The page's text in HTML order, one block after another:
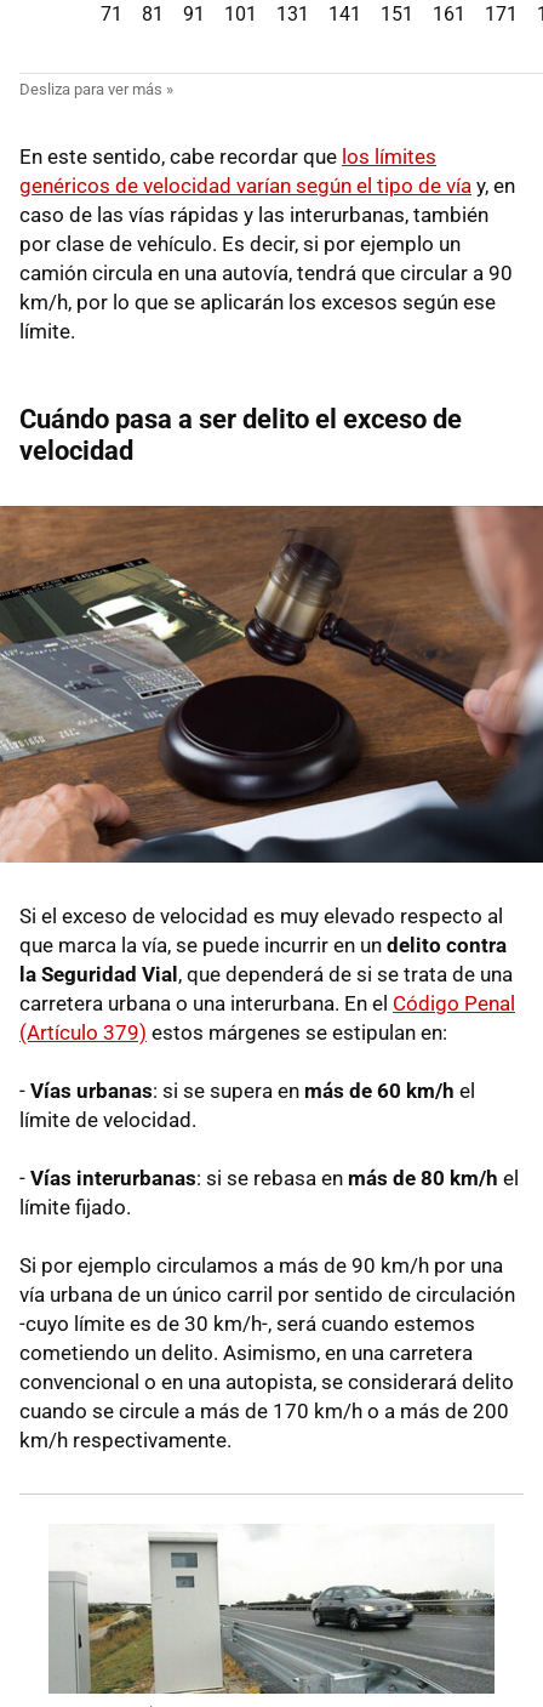
71 81 91 101 131 141 151 161 171
En este sentido, cabe recordar que los límites
genéricos de velocidad varían según el tipo de vía y, en
caso de las vías rápidas y las interurbanas, también
por clase de vehículo. Es decir, si por ejemplo un
camión circula en una autovía, tendrá que circular a 90
km/h, por lo que se aplicarán los excesos según ese
límite.
Cuándo pasa a ser delito el exceso de
velocidad
Si el exceso de velocidad es muy elevado respecto al
que marca la vía, se puede incurrir en un delito contra
la Seguridad Vial, que dependerá de si se trata de una
carretera urbana o una interurbana. En el Código Penal
(Artículo 379) estos márgenes se estipulan en:
- Vías urbanas: si se supera en más de 60 km/h el
límite de velocidad.
- Vías interurbanas: si se rebasa en más de 80 km/h el
límite fijado.
Si por ejemplo circulamos a más de 90 km/h por una
vía urbana de un único carril por sentido de circulación
-cuyo límite es de 30 km/h-, será cuando estemos
cometiendo un delito. Asimismo, en una carretera
convencional o en una autopista, se considerará delito
cuando se circule a más de 170 km/h o a más de 200
km/h respectivamente.